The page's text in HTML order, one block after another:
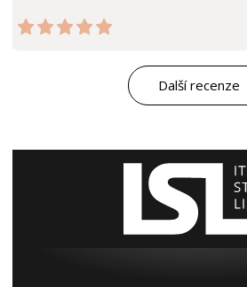
Další recenze